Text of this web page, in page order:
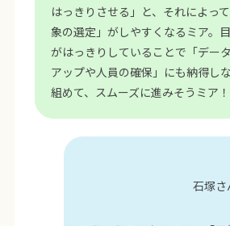
はっきりさせる」と、それによっ
象の選定」がしやすくなるミア。
がはっきりしていることで「デー
アップや人員の確保」にも納得し
組めて、スムーズに進みそうミア！
石塚さ